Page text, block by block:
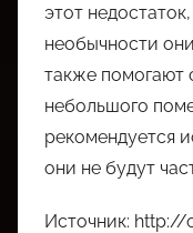
этот
необычности
также помогают
небольшого
рекомендуется
они не будут
Источник: http://